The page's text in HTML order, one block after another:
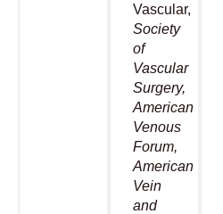
Vascular,
Society
of
Vascular
Surgery,
American
Venous
Forum,
American
Vein
and